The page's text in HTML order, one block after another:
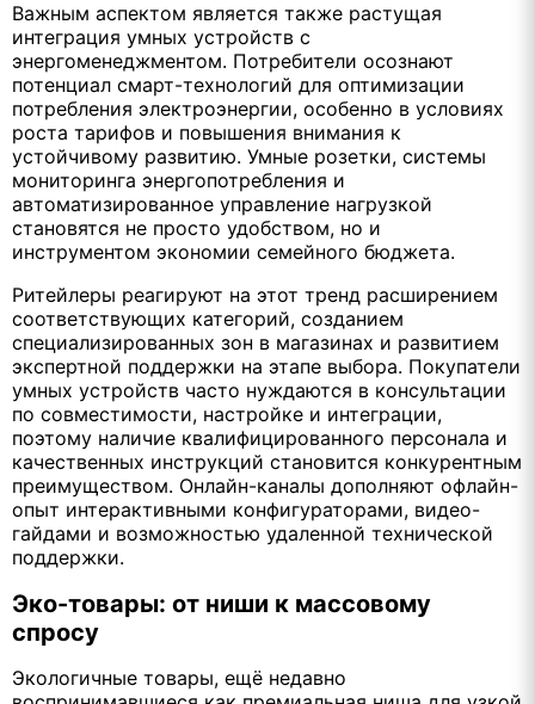
Важным аспектом является также растущая
интеграция умных устройств с
энергоменеджментом. Потребители осознают
потенциал смарт-технологий для оптимизации
потребления электроэнергии, особенно в условиях
роста тарифов и повышения внимания к
устойчивому развитию. Умные розетки, системы
мониторинга энергопотребления и
автоматизированное управление нагрузкой
становятся не просто удобством, но и
инструментом экономии семейного бюджета.
Ритейлеры реагируют на этот тренд расширением
соответствующих категорий, созданием
специализированных зон в магазинах и развитием
экспертной поддержки на этапе выбора. Покупатели
умных устройств часто нуждаются в консультации
по совместимости, настройке и интеграции,
поэтому наличие квалифицированного персонала и
качественных инструкций становится конкурентным
преимуществом. Онлайн-каналы дополняют офлайн-
опыт интерактивными конфигураторами, видео-
гайдами и возможностью удаленной технической
поддержки.
Эко-товары: от ниши к массовому
спросу
Экологичные товары, ещё недавно